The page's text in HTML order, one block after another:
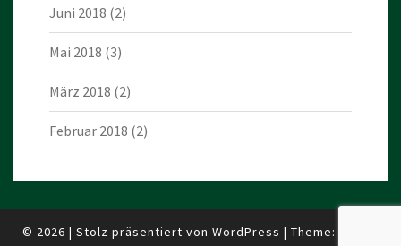
Juni 2018 (2)
Mai 2018 (3)
März 2018 (2)
Februar 2018 (2)
© 2026 | Stolz präsentiert von WordPress | Theme: